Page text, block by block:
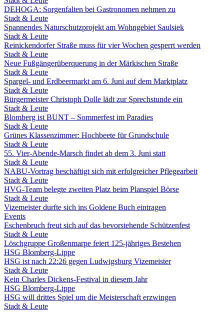
DEHOGA: Sorgenfalten bei Gastronomen nehmen zu
Stadt & Leute
Spannendes Naturschutzprojekt am Wohngebiet Saulsiek
Stadt & Leute
Reinickendorfer Straße muss für vier Wochen gesperrt werden
Stadt & Leute
Neue Fußgängerüberquerung in der Märkischen Straße
Stadt & Leute
Spargel- und Erdbeermarkt am 6. Juni auf dem Marktplatz
Stadt & Leute
Bürgermeister Christoph Dolle lädt zur Sprechstunde ein
Stadt & Leute
Blomberg ist BUNT – Sommerfest im Paradies
Stadt & Leute
Grünes Klassenzimmer: Hochbeete für Grundschule
Stadt & Leute
55. Vier-Abende-Marsch findet ab dem 3. Juni statt
Stadt & Leute
NABU-Vortrag beschäftigt sich mit erfolgreicher Pflegearbeit
Stadt & Leute
HVG-Team belegte zweiten Platz beim Planspiel Börse
Stadt & Leute
Vizemeister durfte sich ins Goldene Buch eintragen
Events
Eschenbruch freut sich auf das bevorstehende Schützenfest
Stadt & Leute
Löschgruppe Großenmarpe feiert 125-jähriges Bestehen
HSG Blomberg-Lippe
HSG ist nach 22:26 gegen Ludwigsburg Vizemeister
Stadt & Leute
Kein Charles Dickens-Festival in diesem Jahr
HSG Blomberg-Lippe
HSG will drittes Spiel um die Meisterschaft erzwingen
Stadt & Leute